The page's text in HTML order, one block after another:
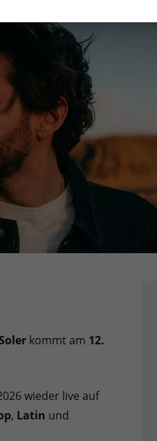
kommt am 12.
wieder live auf
, Latin und